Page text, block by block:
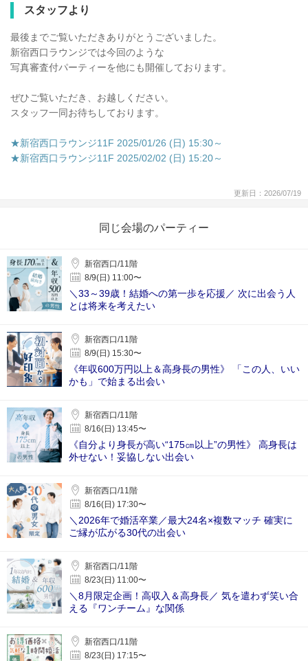
スタッフより
最後までご覧いただきありがとうございました。
新宿西口ラウンジでは今回のような
写真審査付パーティーを他にも開催しております。
ぜひご覧いただき、お越しください。
スタッフ一同お待ちしております。
★新宿西口ラウンジ11F 2025/01/26 (日) 15:30～
★新宿西口ラウンジ11F 2025/02/02 (日) 15:20～
更新日：2026/07/19
同じ会場のパーティー
新宿西口/11階
8/9(日) 11:00〜
＼33～39歳！結婚への第一歩を応援／ 次に出会う人
とは将来を考えたい
新宿西口/11階
8/9(日) 15:30〜
《年収600万円以上＆高身長の男性》 「この人、いい
かも」で始まる出会い
新宿西口/11階
8/16(日) 13:45〜
《自分より身長が高い“175㎝以上”の男性》 高身長は
外せない！妥協しない出会い
新宿西口/11階
8/16(日) 17:30〜
＼2026年で婚活卒業／最大24名×複数マッチ 確実に
ご縁が広がる30代の出会い
新宿西口/11階
8/23(日) 11:00〜
＼8月限定企画！高収入＆高身長／ 気を遣わず笑い合
える『ワンチーム』な関係
新宿西口/11階
8/23(日) 17:15〜